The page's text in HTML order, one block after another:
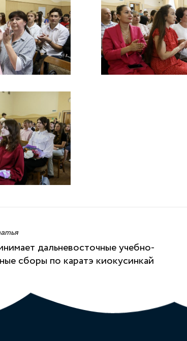
дальневосточные учебно-
сборы по каратэ киокусинкай